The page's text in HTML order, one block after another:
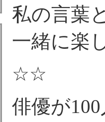
私の言葉
一緒に楽
☆☆
俳優が